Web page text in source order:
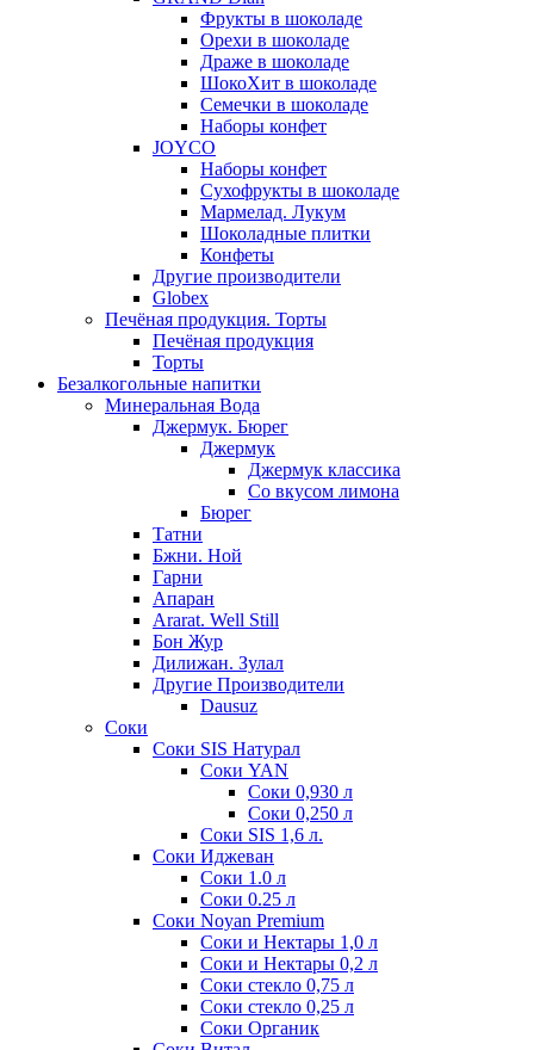
Фрукты в шоколаде
Орехи в шоколаде
Драже в шоколаде
ШокоХит в шоколаде
Семечки в шоколаде
Наборы конфет
JOYCO
Наборы конфет
Сухофрукты в шоколаде
Мармелад. Лукум
Шоколадные плитки
Конфеты
Другие производители
Globex
Печёная продукция. Торты
Печёная продукция
Торты
Безалкогольные напитки
Минеральная Вода
Джермук. Бюрег
Джермук
Джермук классика
Со вкусом лимона
Бюрег
Татни
Бжни. Ной
Гарни
Апаран
Ararat. Well Still
Бон Жур
Дилижан. Зулал
Другие Производители
Dausuz
Соки
Соки SIS Натурал
Соки YAN
Соки 0,930 л
Соки 0,250 л
Соки SIS 1,6 л.
Соки Иджеван
Соки 1.0 л
Соки 0.25 л
Соки Noyan Premium
Соки и Нектары 1,0 л
Соки и Нектары 0,2 л
Соки стекло 0,75 л
Соки стекло 0,25 л
Соки Органик